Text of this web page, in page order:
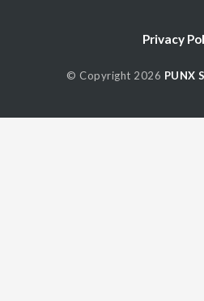
Privacy
© Copyright 2026 PUNX